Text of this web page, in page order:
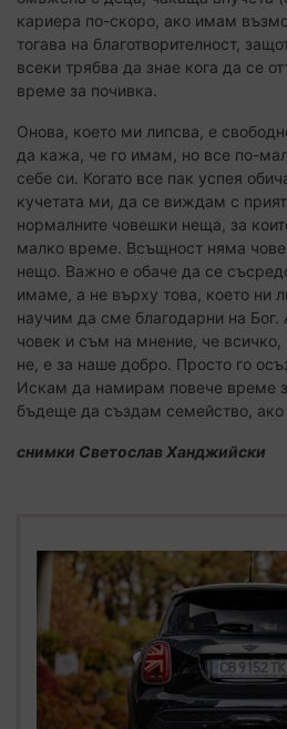
кариера по-скоро, ако имам
тогава на благотворителност,
всеки трябва да знае кога да се
време за почивка.
Онова, което ми липсва, е
да кажа, че го имам, но все по-
себе си. Когато все пак успея
кучетата ми, да се виждам с
нормалните човешки неща, за
малко време. Всъщност няма
нещо. Важно е обаче да се
имаме, а не върху това, което ни
научим да сме благодарни на
човек и съм на мнение, че всичко,
не, е за наше добро. Просто го
Искам да намирам повече време
бъдеще да създам семейство, ако
снимки Светослав Ханджийски